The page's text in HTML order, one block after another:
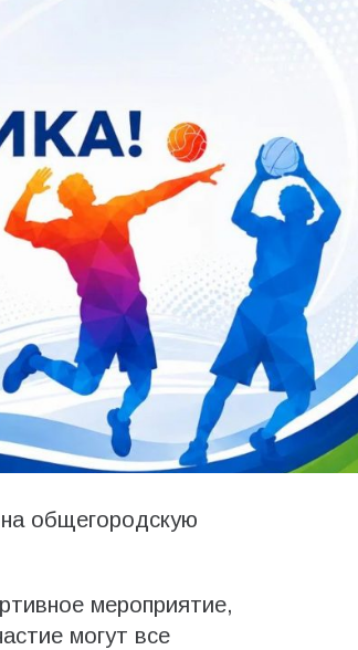
общегородскую
мероприятие,
могут все